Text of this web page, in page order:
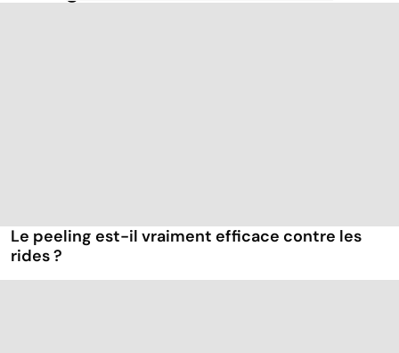
Le peeling est-il vraiment efficace contre les
rides ?